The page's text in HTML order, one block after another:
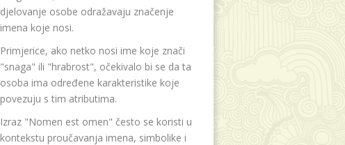
djelovanje osobe odražavaju značenje
imena koje nosi.
Primjerice, ako netko nosi ime koje znači
"snaga" ili "hrabrost", očekivalo bi se da ta
osoba ima određene karakteristike koje
povezuju s tim atributima.
Izraz "Nomen est omen" često se koristi u
kontekstu proučavanja imena, simbolike i